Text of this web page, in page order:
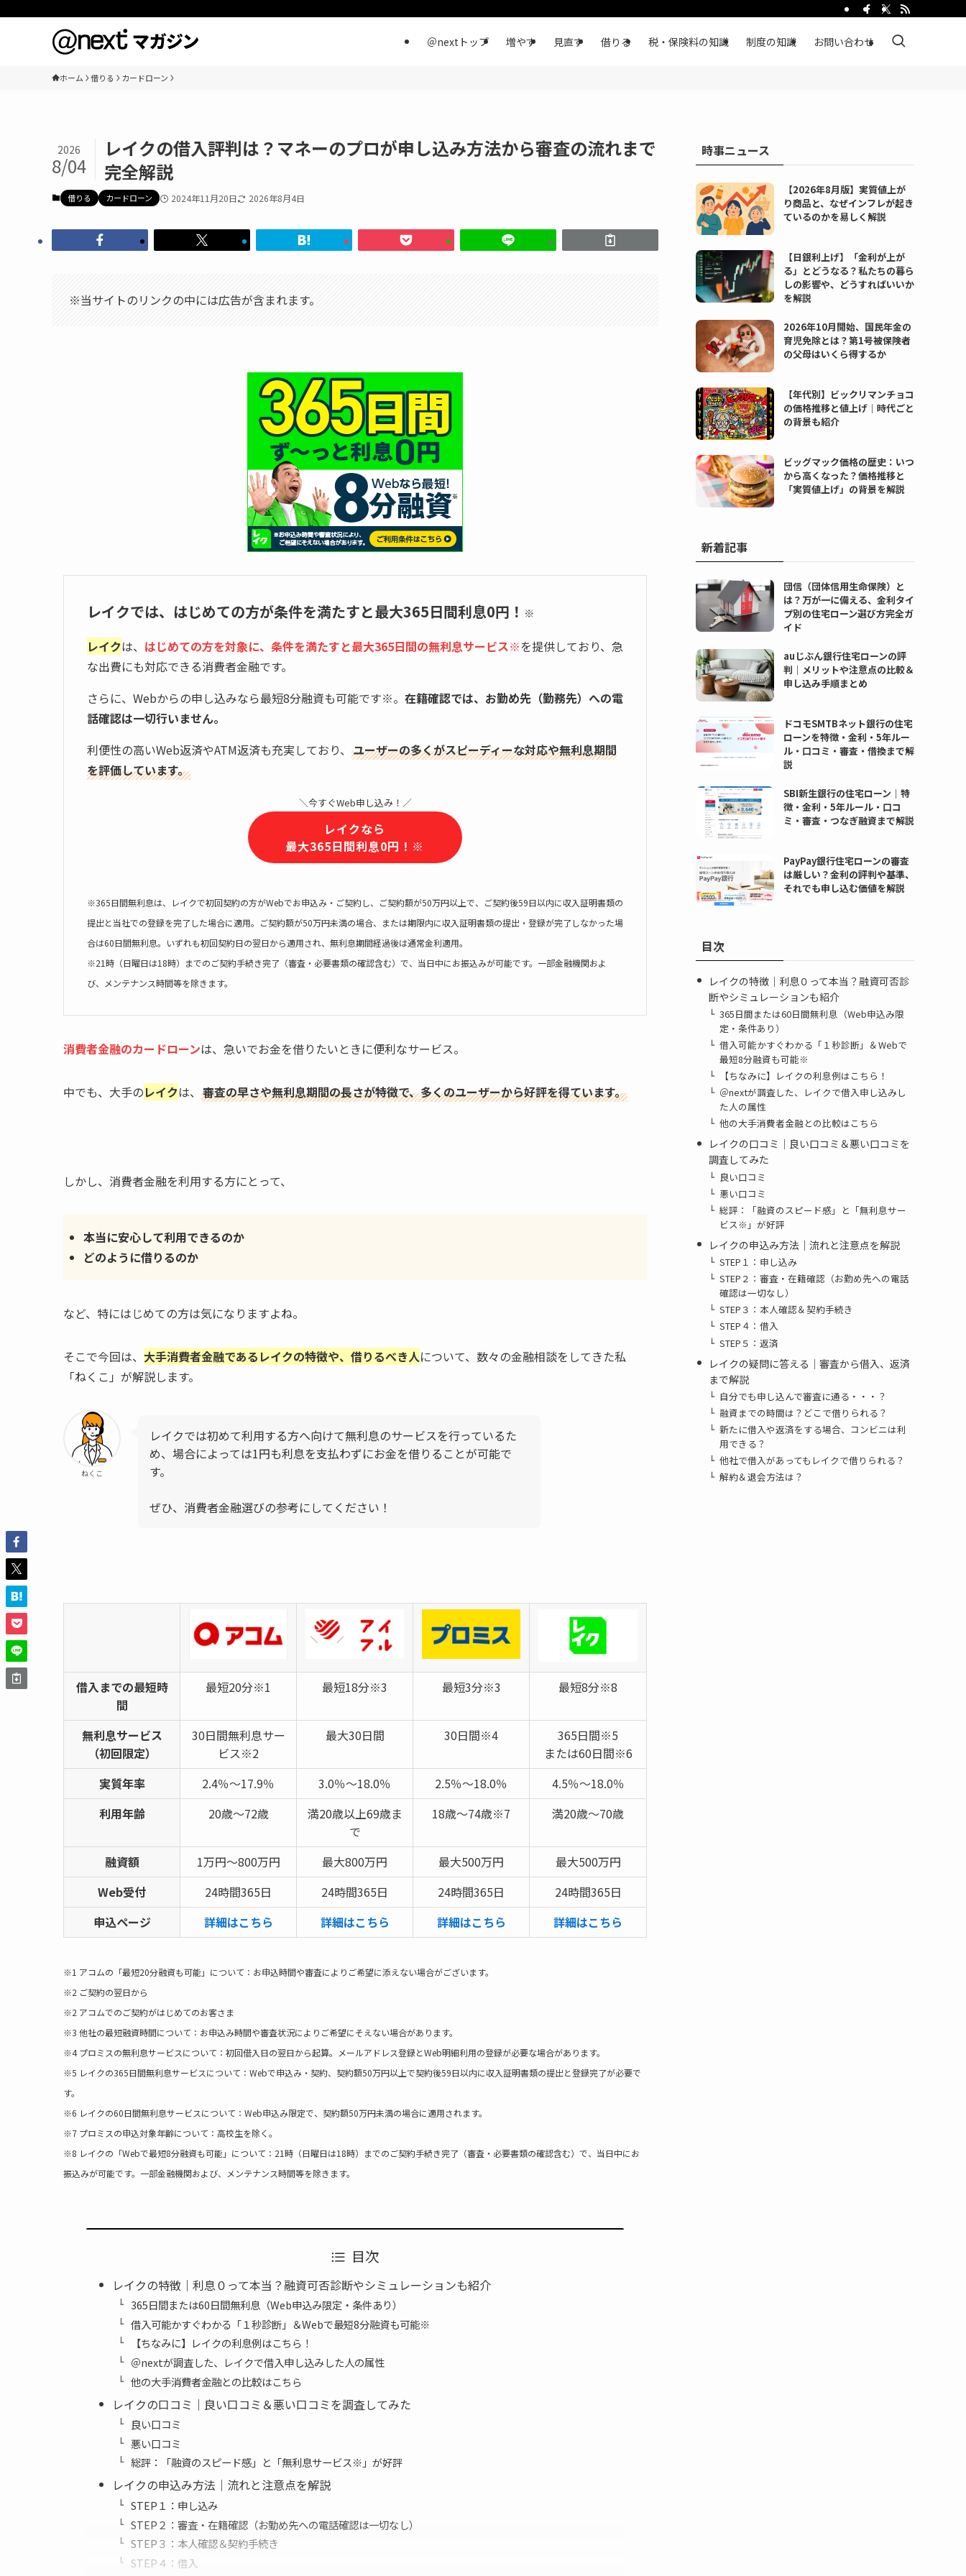
＠nextトップ 増やす 見直す 借りる 税・保険料の知識 制度の知識 お問い合わせ
ホーム 借りる カードローン
レイクの借入評判は？マネーのプロが申し込み方法から審査の流れまで
完全解説
2026
8/04
借りる カードローン 2024年11月20日 2026年8月4日
※当サイトのリンクの中には広告が含まれます。
レイクでは、はじめての方が条件を満たすと最大365日間利息0円！ ※
レイクは、 はじめての方を対象に、条件を満たすと最大365日間の無利息サービス※を提供しており、急
な出費にも対応できる消費者金融です。
さらに、Webからの申し込みなら最短8分融資も可能です※。 在籍確認では、お勤め先（勤務先）への電
話確認は一切行いません。
利便性の高いWeb返済やATM返済も充実しており、 ユーザーの多くがスピーディーな対応や無利息期間
を評価しています。
＼今すぐWeb申し込み！／
レイクなら
最大365日間利息0円！※
※365日間無利息は、レイクで初回契約の方がWebでお申込み・ご契約し、ご契約額が50万円以上で、ご契約後59日以内に収入証明書類の
提出と当社での登録を完了した場合に適用。ご契約額が50万円未満の場合、または期限内に収入証明書類の提出・登録が完了しなかった場
合は60日間無利息。いずれも初回契約日の翌日から適用され、無利息期間経過後は通常金利適用。
※21時（日曜日は18時）までのご契約手続き完了（審査・必要書類の確認含む）で、当日中にお振込みが可能です。一部金融機関およ
び、メンテナンス時間等を除きます。
消費者金融のカードローンは、急いでお金を借りたいときに便利なサービス。
中でも、大手のレイクは、 審査の早さや無利息期間の長さが特徴で、多くのユーザーから好評を得ています。
しかし、消費者金融を利用する方にとって、
本当に安心して利用できるのか
どのように借りるのか
など、特にはじめての方は気になりますよね。
そこで今回は、 大手消費者金融であるレイクの特徴や、借りるべき人について、数々の金融相談をしてきた私
「ねくこ」が解説します。
ねくこ
レイクでは初めて利用する方へ向けて無利息のサービスを行っているた
め、場合によっては1円も利息を支払わずにお金を借りることが可能で
す。
ぜひ、消費者金融選びの参考にしてください！
借入までの最短時
間
最短20分※1 最短18分※3 最短3分※3 最短8分※8
無利息サービス
（初回限定）
30日間無利息サー
ビス※2
最大30日間 30日間※4
365日間※5
または60日間※6
実質年率
2.4％～17.9％ 3.0％～18.0％ 2.5％～18.0％
4.5％～18.0％
利用年齢
20歳～72歳
満20歳以上69歳ま
で
18歳～74歳※7 満20歳～70歳
融資額 1万円～800万円 最大800万円 最大500万円
最大500万円
Web受付
24時間365日 24時間365日 24時間365日
24時間365日
申込ページ
詳細はこちら 詳細はこちら 詳細はこちら 詳細はこちら
※1 アコムの「最短20分融資も可能」について：お申込時間や審査によりご希望に添えない場合がございます。
※2 ご契約の翌日から
※2 アコムでのご契約がはじめてのお客さま
※3 他社の最短融資時間について：お申込み時間や審査状況によりご希望にそえない場合があります。
※4 プロミスの無利息サービスについて：初回借入日の翌日から起算。メールアドレス登録とWeb明細利用の登録が必要な場合があります。
※5 レイクの365日間無利息サービスについて：Webで申込み・契約、契約額50万円以上で契約後59日以内に収入証明書類の提出と登録完了が必要で
す。
※6 レイクの60日間無利息サービスについて：Web申込み限定で、契約額50万円未満の場合に適用されます。
※7 プロミスの申込対象年齢について：高校生を除く。
※8 レイクの「Webで最短8分融資も可能」について：21時（日曜日は18時）までのご契約手続き完了（審査・必要書類の確認含む）で、当日中にお
振込みが可能です。一部金融機関および、メンテナンス時間等を除きます。
目次
レイクの特徴｜利息０って本当？融資可否診断やシミュレーションも紹介
365日間または60日間無利息（Web申込み限定・条件あり）
借入可能かすぐわかる「１秒診断」＆Webで最短8分融資も可能※
【ちなみに】レイクの利息例はこちら！
＠nextが調査した、レイクで借入申し込みした人の属性
他の大手消費者金融との比較はこちら
レイクの口コミ｜良い口コミ＆悪い口コミを調査してみた
良い口コミ
悪い口コミ
総評：「融資のスピード感」と「無利息サービス※」が好評
レイクの申込み方法｜流れと注意点を解説
STEP１：申し込み
STEP２：審査・在籍確認（お勤め先への電話確認は一切なし）
STEP３：本人確認＆契約手続き
STEP４：借入
時事ニュース
【2026年8月版】実質値上が
り商品と、なぜインフレが起き
ているのかを易しく解説
【日銀利上げ】「金利が上が
る」とどうなる？私たちの暮ら
しの影響や、どうすればいいか
を解説
2026年10月開始、国民年金の
育児免除とは？第1号被保険者
の父母はいくら得するか
【年代別】ビックリマンチョコ
の価格推移と値上げ｜時代ごと
の背景も紹介
ビッグマック価格の歴史：いつ
から高くなった？価格推移と
「実質値上げ」の背景を解説
新着記事
団信（団体信用生命保険）と
は？万が一に備える、金利タイ
プ別の住宅ローン選び方完全ガ
イド
auじぶん銀行住宅ローンの評
判｜メリットや注意点の比較＆
申し込み手順まとめ
ドコモSMTBネット銀行の住宅
ローンを特徴・金利・5年ルー
ル・口コミ・審査・借換まで解
説
SBI新生銀行の住宅ローン｜特
徴・金利・5年ルール・口コ
ミ・審査・つなぎ融資まで解説
PayPay銀行住宅ローンの審査
は厳しい？金利の評判や基準、
それでも申し込む価値を解説
目次
レイクの特徴｜利息０って本当？融資可否診
断やシミュレーションも紹介
365日間または60日間無利息（Web申込み限
定・条件あり）
借入可能かすぐわかる「１秒診断」＆Webで
最短8分融資も可能※
【ちなみに】レイクの利息例はこちら！
＠nextが調査した、レイクで借入申し込みし
た人の属性
他の大手消費者金融との比較はこちら
レイクの口コミ｜良い口コミ＆悪い口コミを
調査してみた
良い口コミ
悪い口コミ
総評：「融資のスピード感」と「無利息サー
ビス※」が好評
レイクの申込み方法｜流れと注意点を解説
STEP１：申し込み
STEP２：審査・在籍確認（お勤め先への電話
確認は一切なし）
STEP３：本人確認＆契約手続き
STEP４：借入
STEP５：返済
レイクの疑問に答える｜審査から借入、返済
まで解説
自分でも申し込んで審査に通る・・・？
融資までの時間は？どこで借りられる？
新たに借入や返済をする場合、コンビニは利
用できる？
他社で借入があってもレイクで借りられる？
解約＆退会方法は？